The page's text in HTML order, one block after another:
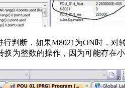
行判断，如果M8021为ON时，
换为整数的操作，因为可能存在